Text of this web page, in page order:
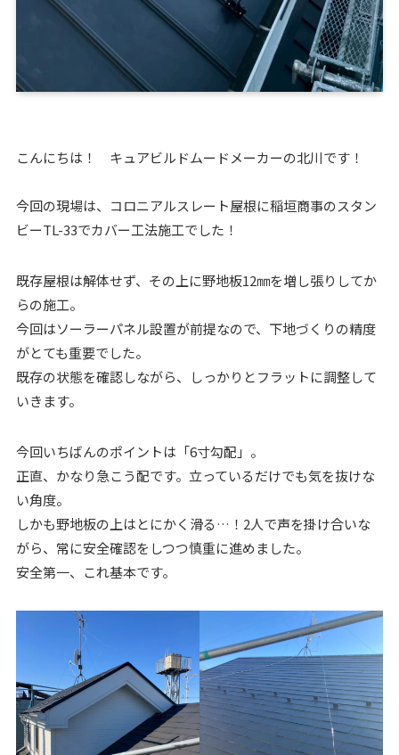
こんにちは！ キュアビルドムードメーカーの北川です！
今回の現場は、コロニアルスレート屋根に稲垣商事のスタン
ビーTL-33でカバー工法施工でした！
既存屋根は解体せず、その上に野地板12㎜を増し張りしてか
らの施工。
今回はソーラーパネル設置が前提なので、下地づくりの精度
がとても重要でした。
既存の状態を確認しながら、しっかりとフラットに調整して
いきます。
今回いちばんのポイントは「6寸勾配」。
正直、かなり急こう配です。立っているだけでも気を抜けな
い角度。
しかも野地板の上はとにかく滑る…！2人で声を掛け合いな
がら、常に安全確認をしつつ慎重に進めました。
安全第一、これ基本です。